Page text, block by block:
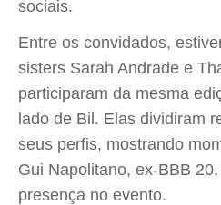
sociais.
Entre os convidados,
sisters Sarah Andrade e
participaram da mesma
lado de Bil. Elas dividiram
seus perfis, mostrando
Gui Napolitano, ex-BBB
presença no evento.